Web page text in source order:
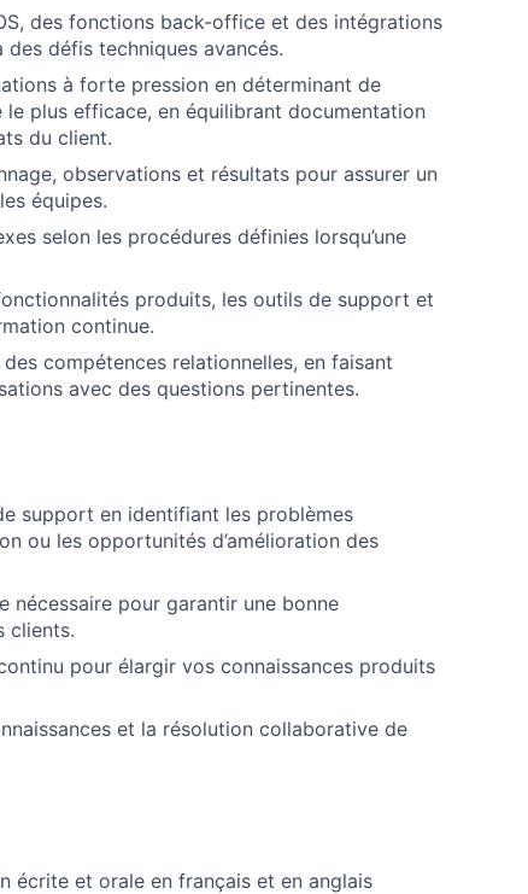
des fonctions back-office et des intégrations
défis techniques avancés.
à forte pression en déterminant de
plus efficace, en équilibrant documentation
du client.
observations et résultats pour assurer un
équipes.
selon les procédures définies lorsqu’une
produits, les outils de support et
continue.
compétences relationnelles, en faisant
avec des questions pertinentes.
support en identifiant les problèmes
ou les opportunités d’amélioration des
nécessaire pour garantir une bonne
clients.
pour élargir vos connaissances produits
et la résolution collaborative de
écrite et orale en français et en anglais